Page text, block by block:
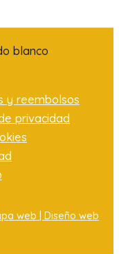
y reembolsos
privacidad
web | Diseño web